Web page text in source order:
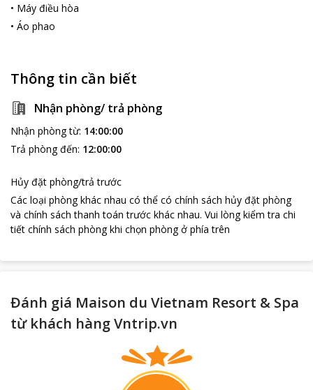
• Máy điều hòa
• Áo phao
Thông tin cần biết
Nhận phòng/ trả phòng
Nhận phòng từ: 14:00:00
Trả phòng đến: 12:00:00
Hủy đặt phòng/trả trước
Các loại phòng khác nhau có thể có chính sách hủy đặt phòng
và chính sách thanh toán trước khác nhau. Vui lòng kiểm tra chi
tiết chính sách phòng khi chọn phòng ở phía trên
Đánh giá Maison du Vietnam Resort & Spa
từ khách hàng Vntrip.vn